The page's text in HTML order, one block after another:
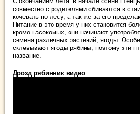
совместно с родителями сбиваются в
кочевать по лесу, а так же за его
Питание в это время у них становится
кроме насекомых, они начинают
семена различных растений, ягоды.
склевывают ягоды рябины, поэтому эти
название.
Дрозд рябинник видео